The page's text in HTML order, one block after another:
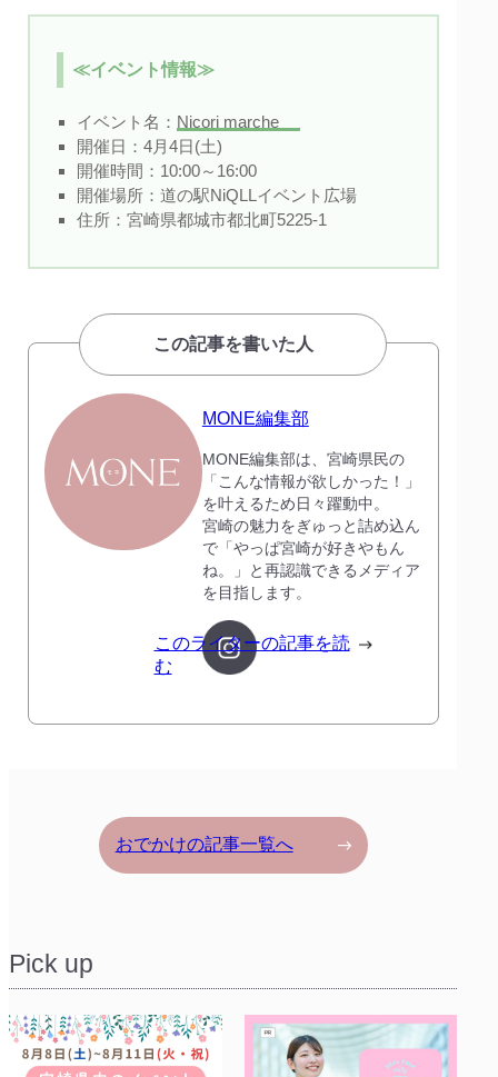
≪イベント情報≫
イベント名： Nicori marche
開催日：4月4日(土)
開催時間：10:00～16:00
開催場所：道の駅NiQLLイベント広場
住所：宮崎県都城市都北町5225‐1
この記事を書いた人
MONE編集部
MONE編集部は、宮崎県民の
「こんな情報が欲しかった！」
を叶えるため日々躍動中。
宮崎の魅力をぎゅっと詰め込ん
で「やっぱ宮崎が好きやもん
ね。」と再認識できるメディア
を目指します。
このライターの記事を読
む
おでかけの記事一覧へ
Pick up